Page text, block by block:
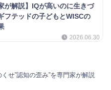
が解説】IQが高いのに生きづ
フテッドの子どもとWISCの
2026.06.30
せ”認知の歪み”を専門家が解説